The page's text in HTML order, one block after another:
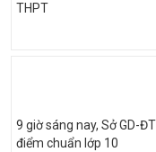
THPT
9 giờ sáng nay, Sở GD-
điểm chuẩn lớp 10